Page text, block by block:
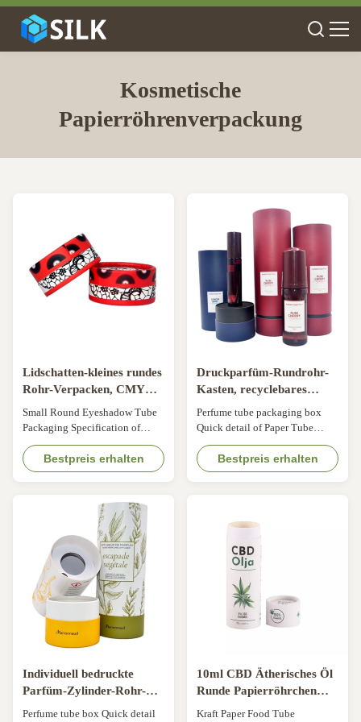
Kosmetische
Papierröhrenverpackung
Lidschatten-kleines rundes
Rohr-Verpacken, CMYK-
Pappkosmetik-Rohr-
Kasten
Small Round Eyeshadow Tube
Packaging Specification of
Paper Tube Packaging Item
Small Round Eyeshadow Tube
Packaging Material Touch
board paper, etc Surface
finsihing Embossing, matte
lamination, etc. Size Any size
can be customized Color 4 color
or PMS Application ...
Bestpreis erhalten
Druckparfüm-Rundrohr-
Kasten, recyclebares
Zylinder-Papierrohr für
Kosmetik
Perfume tube packaging box
Quick detail of Paper Tube
Packaging Material: Can choose
kraft paper, white cardboard, etc
Color: Accept custom Logo: As
CBD essential oil, etc Feature:
EVA can fixed and protect the
glass bottle Specification of ...
Bestpreis erhalten
Individuell bedruckte
Parfüm-Zylinder-Rohr-
Kasten-Aromatherapie
Perfume tube box Quick detail
10ml CBD Ätherisches Öl
Runde Papierröhrchen
Verpackung Kosmetische
Kraft Paper Food Tube